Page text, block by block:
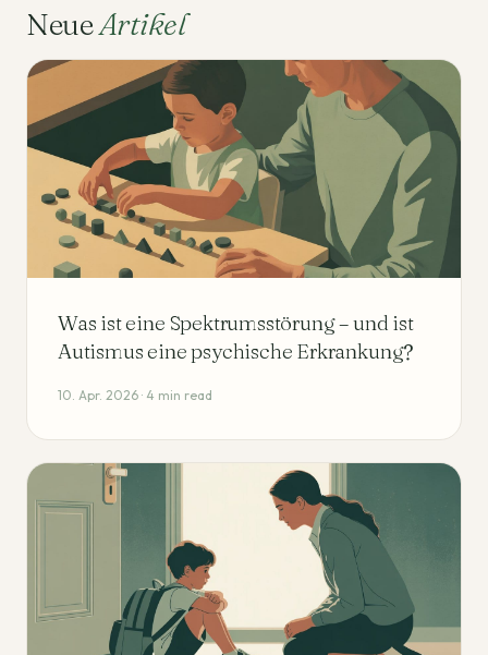
NeueArtikel
Was ist eine Spektrumsstörung – und ist
Autismus eine psychische Erkrankung?
10. Apr. 2026 · 4 min read